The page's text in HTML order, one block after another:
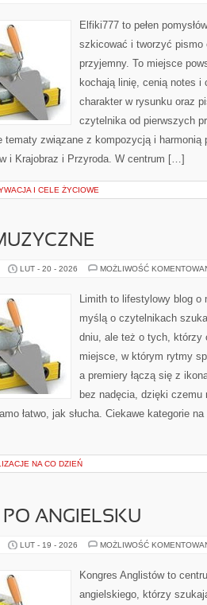
Elfiki777 to pełen
szkicować i tworzyć pismo
przyjemny. To miejsce
kochają linię, cenią notes i
charakter w rysunku oraz
czytelnika od pierwszych
tematy związane z kompozycją i
i Krajobraz i Przyroda. W centrum […]
I CELE ŻYCIOWE
LUT - 20 - 2026 MOŻLIWOŚĆ
Limith to lifestylowy blog o
myślą o czytelnikach
dniu, ale też o tych, którzy
miejsce, w którym rytmy
a premiery łączą się z
bez nadęcia, dzięki
łatwo, jak słucha. Ciekawe kategorie
NA CO DZIEŃ
ANGIELSKU
LUT - 19 - 2026 MOŻLIWOŚĆ
Kongres Anglistów to
angielskiego, którzy